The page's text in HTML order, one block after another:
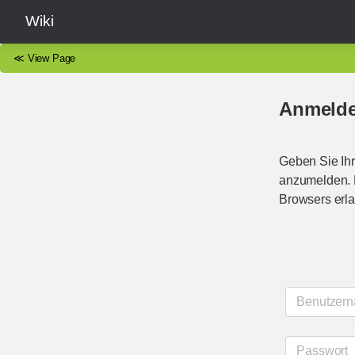
Wiki
≪ View Page
Geben Sie
anzumelden.
Browsers
Passwort